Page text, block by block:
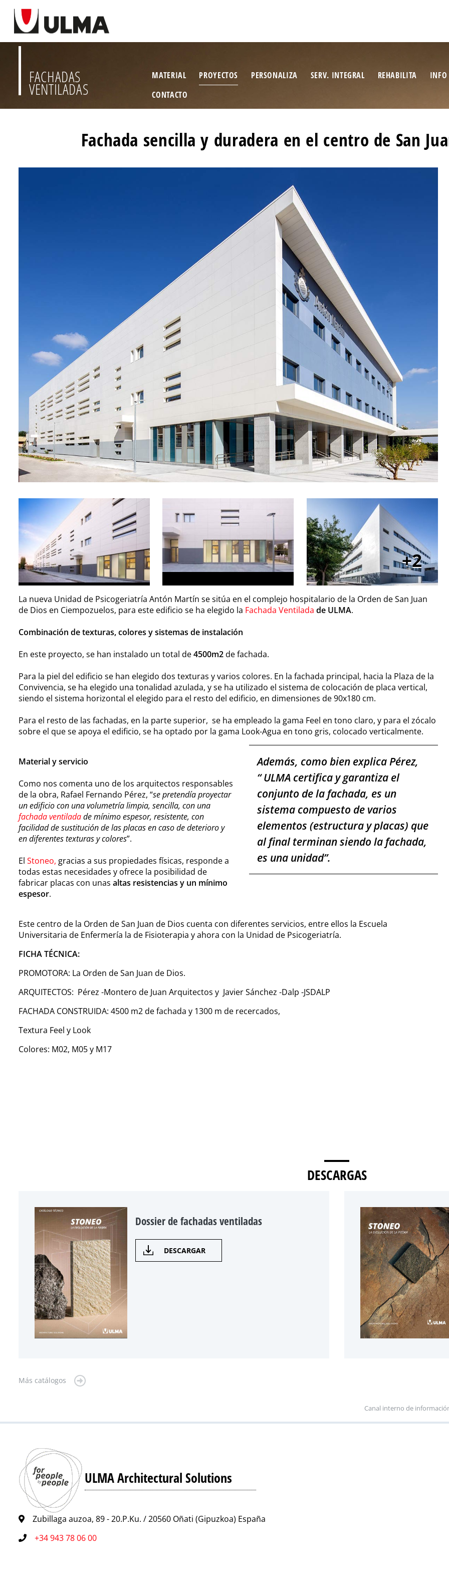
FACHADAS
VENTILADAS
MATERIAL PROYECTOS PERSONALIZA SERV. INTEGRAL REHABILITA INFO
CONTACTO
Fachada sencilla y duradera en el centro de San
2
La nueva Unidad de Psicogeriatría Antón Martín se sitúa en el complejo hospitalario de la Orden de San Juan
de Dios en Ciempozuelos, para este edificio se ha elegido la Fachada Ventilada de ULMA.
Combinación de texturas, colores y sistemas de instalación
En este proyecto, se han instalado un total de4500m2de fachada.
Para la piel del edificio se han elegido dos texturas y varios colores. En la fachada principal, hacia la Plaza de la
Convivencia, se ha elegido una tonalidad azulada, y se ha utilizado el sistema de colocación de placa vertical,
siendo el sistema horizontal el elegido para el resto del edificio, en dimensiones de 90x180 cm.
Para el resto de las fachadas, en la parte superior, se ha empleado la gama Feel en tono claro, y para el zócalo
sobre el que se apoya el edificio, se ha optado por la gama Look-Agua en tono gris, colocado verticalmente.
Además, como bien explica Pérez,
“ULMA certifica y garantiza el
conjunto de la fachada, es un
sistema compuesto de varios
elementos (estructura y placas) que
al final terminan siendo la fachada,
es una unidad”.
Material y servicio
Como nos comenta uno de los arquitectos responsables
de la obra, Rafael Fernando Pérez, “se pretendía proyectar
un edificio con una volumetría limpia, sencilla, con una
fachada ventiladade mínimo espesor, resistente, con
facilidad de sustitución de las placas en caso de deterioro y
en diferentes texturas y colores”.
El Stoneo, gracias a sus propiedades físicas, responde a
todas estas necesidades y ofrece la posibilidad de
fabricar placas con unas altas resistencias y un mínimo
espesor.
Este centro de la Orden de San Juan de Dios cuenta con diferentes servicios, entre ellos la Escuela
Universitaria de Enfermería la de Fisioterapia y ahora con la Unidad de Psicogeriatría.
FICHA TÉCNICA:
PROMOTORA: La Orden de San Juan de Dios.
ARQUITECTOS: Pérez -Montero de Juan Arquitectos y Javier Sánchez -Dalp -JSDALP
FACHADA CONSTRUIDA: 4500 m2 de fachada y 1300 m de recercados,
Textura Feel y Look
Colores: M02, M05 y M17
DESCARGAS
Dossier de fachadas ventiladas
DESCARGAR
Más catálogos
Canal interno de
ULMA Architectural Solutions
Zubillaga auzoa, 89 - 20.P.Ku. / 20560 Oñati (Gipuzkoa) España
+34 943 78 06 00